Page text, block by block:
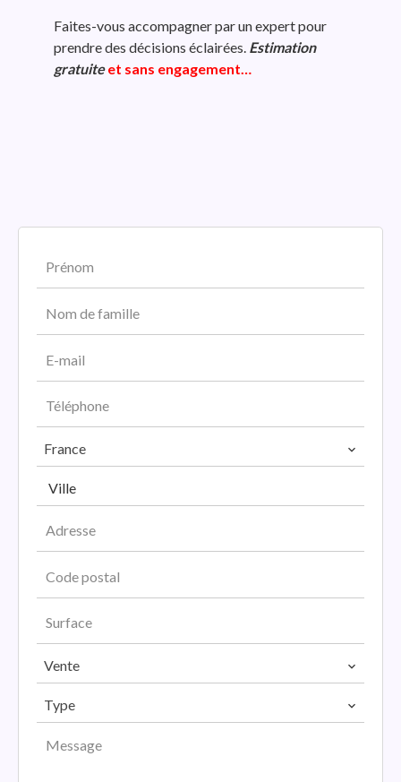
Faites-vous accompagner par un expert pour
prendre des décisions éclairées. Estimation
gratuiteet sans engagement…
France
Ville
Vente
Type